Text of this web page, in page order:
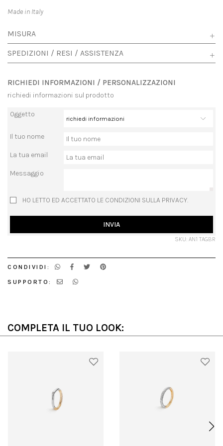
Made in Italy
MISURA
SPEDIZIONI / RESI / ASSISTENZA
RICHIEDI INFORMAZIONI / PERSONALIZZAZIONI
richiedi informazioni sul prodotto
Oggetto
Il tuo nome
La tua email
Messaggio
HO LETTO ED ACCETTATO LE CONDIZIONI SULLA PRIVACY.
INVIA
SKU: AN1 TAGBR
CONDIVIDI:
SUPPORTO:
COMPLETA IL TUO LOOK: